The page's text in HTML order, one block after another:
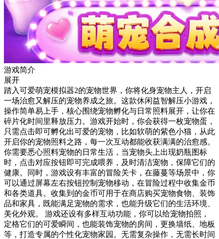
游戏简介
展开
踏入可爱萌宠模拟器2的宠物世界，你将化身宠物主人，开启
一场治愈又解压的宠物养成之旅。这款休闲益智解压小游戏，
操作简单易上手，核心围绕宠物孵化与日常照料展开，让你在
碎片化时间里释放压力。游戏开始时，你会获得一枚宠物蛋，
只需点击即可孵化出可爱的宠物，比如软萌的紫色小猫，从此
开启你的宠物照料之路，每一次互动都能收获满满的治愈感。
你需要悉心照料宠物的日常生活，当宠物头上出现奶瓶图标
时，点击对应按钮即可完成喂养，及时清洁宠物，保障它们的
健康。同时，游戏设有丰富的冒险关卡，在藤蔓等场景中，你
可以通过屏幕左右按钮控制宠物移动，在冒险过程中收集金币
和各类道具。收集到的金币可用于在商店购买宠物食物、装饰
品和家具，既能满足宠物的需求，也能升级它们的生活环境、
美化外观。 游戏还设有多样互动功能，你可以给宠物拍照，
定格它们的可爱瞬间，也能装饰宠物的房间，更换墙纸、地板
等，打造专属的个性化宠物家园。无需复杂操作，无需长时间